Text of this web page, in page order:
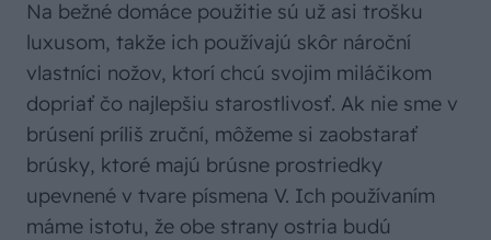
Na bežné domáce použitie sú už asi trošku
luxusom, takže ich používajú skôr nároční
vlastníci nožov, ktorí chcú svojim miláčikom
dopriať čo najlepšiu starostlivosť. Ak nie sme v
brúsení príliš zruční, môžeme si zaobstarať
brúsky, ktoré majú brúsne prostriedky
upevnené v tvare písmena V. Ich používaním
máme istotu, že obe strany ostria budú